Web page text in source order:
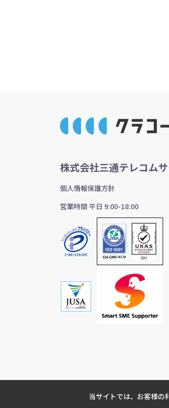
株式会社三通テレコム
個人情報保護方針
営業時間 平日 9:00-18:00
当サイトでは、お客様の